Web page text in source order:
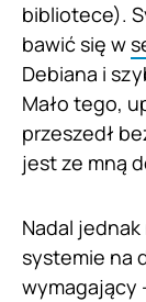
bibliotece).
bawić się w
Debiana i
Mało tego,
przeszedł
jest ze mną
Nadal
systemie na
wymagający